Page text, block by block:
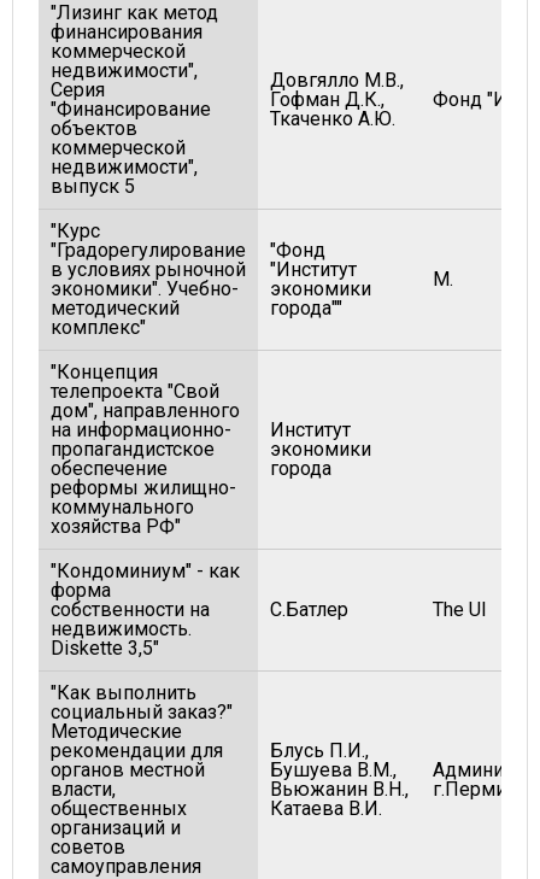
"Лизинг как метод
финансирования
коммерческой
недвижимости",
Серия
"Финансирование
объектов
коммерческой
недвижимости",
выпуск 5
Довгялло М.В.,
Гофман Д.К.,
Ткаченко А.Ю.
Фонд "ИЭГ"
"Курс
"Градорегулирование
в условиях рыночной
экономики". Учебно-
методический
комплекс"
"Фонд
"Институт
экономики
города""
М.
"Концепция
телепроекта "Свой
дом", направленного
на информационно-
пропагандистское
обеспечение
реформы жилищно-
коммунального
хозяйства РФ"
Институт
экономики
города
"Кондоминиум" - как
форма
собственности на
недвижимость.
Diskette 3,5"
С.Батлер The UI
"Как выполнить
социальный заказ?"
Методические
рекомендации для
органов местной
власти,
общественных
организаций и
советов
самоуправления
Блусь П.И.,
Бушуева В.М.,
Вьюжанин В.Н.,
Катаева В.И.
г.Перми